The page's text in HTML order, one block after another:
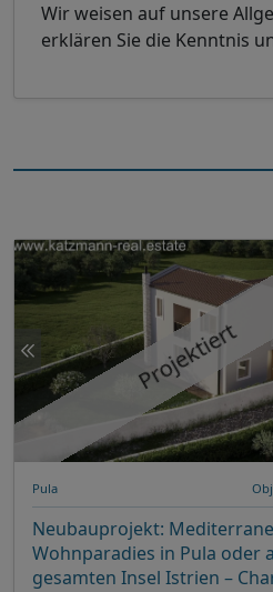
Wir weisen auf unsere
erklären Sie die Kenntnis
Projektiert
Pula
Neubauprojekt:
Wohnparadies in Pula oder
gesamten Insel Istrien – Charmantes